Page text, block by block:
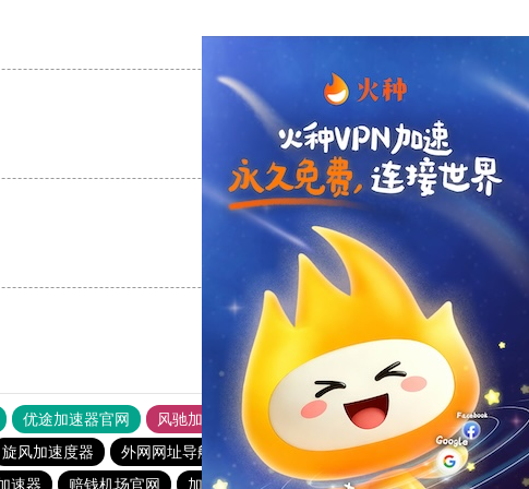
支持 [0] 反对 [0]
支持
优途加速器官网 风驰加速器
旋风加速器
旋风加速度器 外网网址导航 软件中心 雷霆加速
狂飙加速器
速器 赔钱机场官网 加速器旋风 twitter加速器